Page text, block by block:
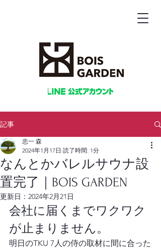
記事
なんとかバレルサウナ設
置完了｜BOIS GARDEN
忠一 森
2024年1月17日 読了時間: 1分
更新日： 2024年2月21日
会社に届くまでワクワク
が止まりません。
明日のTKU 7人の侍の取材に間に合った